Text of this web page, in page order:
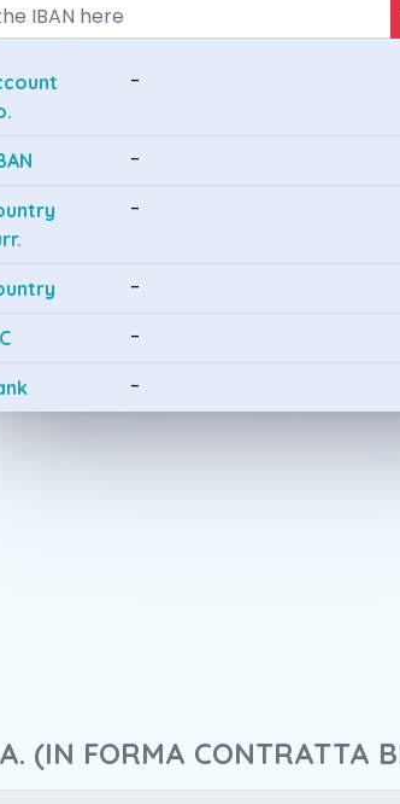
-
-
-
-
-
-
(IN FORMA CONTRATTA